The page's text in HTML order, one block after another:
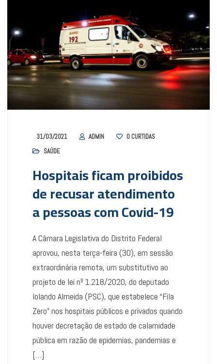
31/03/2021 ADMIN 0 CURTIDAS
SAÚDE
Hospitais ficam proibidos
de recusar atendimento
a pessoas com Covid-19
A Câmara Legislativa do Distrito Federal
aprovou, nesta terça-feira (30), em sessão
extraordinária remota, um substitutivo ao
projeto de lei nº 1.218/2020, do deputado
Iolando Almeida (PSC), que estabelece “Fila
Zero” nos hospitais públicos e privados quando
houver decretação de estado de calamidade
pública em razão de epidemias, pandemias e
[…]